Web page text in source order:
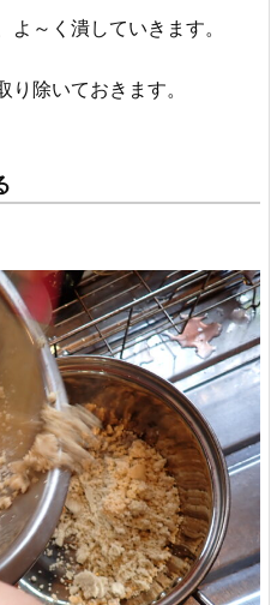
～く潰していきます。
除いておきます。